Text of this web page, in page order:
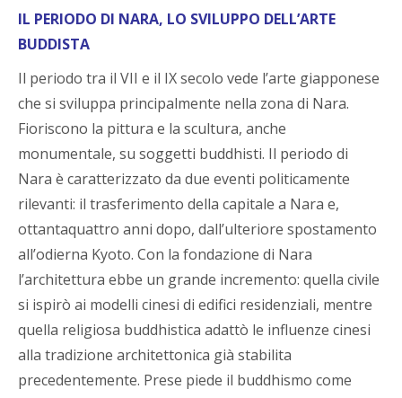
IL PERIODO DI NARA, LO SVILUPPO DELL’ARTE
BUDDISTA
Il periodo tra il VII e il IX secolo vede l’arte giapponese
che si sviluppa principalmente nella zona di Nara.
Fioriscono la pittura e la scultura, anche
monumentale, su soggetti buddhisti. Il periodo di
Nara è caratterizzato da due eventi politicamente
rilevanti: il trasferimento della capitale a Nara e,
ottantaquattro anni dopo, dall’ulteriore spostamento
all’odierna Kyoto. Con la fondazione di Nara
l’architettura ebbe un grande incremento: quella civile
si ispirò ai modelli cinesi di edifici residenziali, mentre
quella religiosa buddhistica adattò le influenze cinesi
alla tradizione architettonica già stabilita
precedentemente. Prese piede il buddhismo come